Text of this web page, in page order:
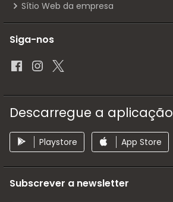
Sítio Web da empresa
Siga-nos
Descarregue a aplicação
Playstore App Store
Subscrever a newsletter